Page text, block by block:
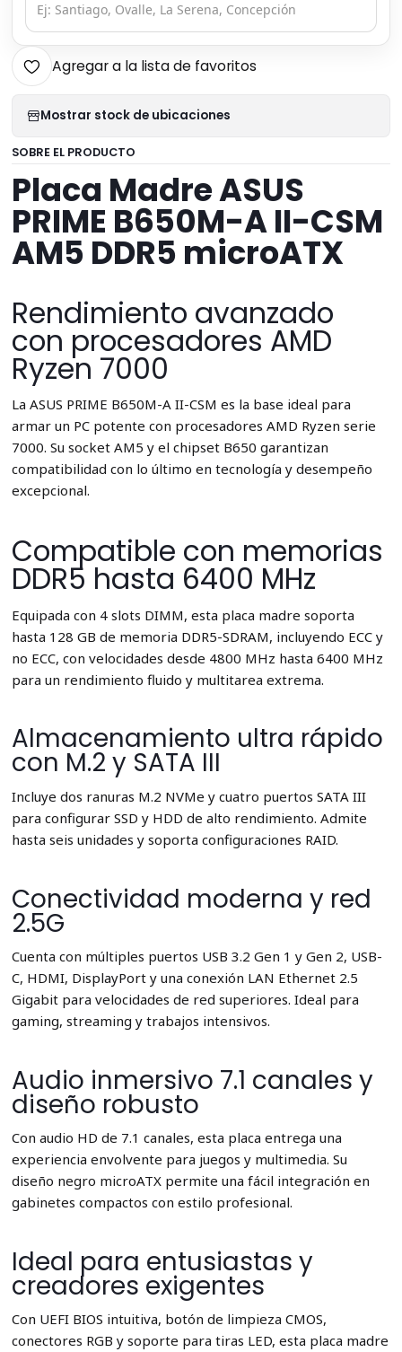
Agregar a la lista de favoritos
Mostrar stock de ubicaciones
SOBRE EL PRODUCTO
Placa Madre ASUS
PRIME B650M-A II-CSM
AM5 DDR5 microATX
Rendimiento avanzado
con procesadores AMD
Ryzen 7000
La ASUS PRIME B650M-A II-CSM es la base ideal para
armar un PC potente con procesadores AMD Ryzen serie
7000. Su socket AM5 y el chipset B650 garantizan
compatibilidad con lo último en tecnología y desempeño
excepcional.
Compatible con memorias
DDR5 hasta 6400 MHz
Equipada con 4 slots DIMM, esta placa madre soporta
hasta 128 GB de memoria DDR5-SDRAM, incluyendo ECC y
no ECC, con velocidades desde 4800 MHz hasta 6400 MHz
para un rendimiento fluido y multitarea extrema.
Almacenamiento ultra rápido
con M.2 y SATA III
Incluye dos ranuras M.2 NVMe y cuatro puertos SATA III
para configurar SSD y HDD de alto rendimiento. Admite
hasta seis unidades y soporta configuraciones RAID.
Conectividad moderna y red
2.5G
Cuenta con múltiples puertos USB 3.2 Gen 1 y Gen 2, USB-
C, HDMI, DisplayPort y una conexión LAN Ethernet 2.5
Gigabit para velocidades de red superiores. Ideal para
gaming, streaming y trabajos intensivos.
Audio inmersivo 7.1 canales y
diseño robusto
Con audio HD de 7.1 canales, esta placa entrega una
experiencia envolvente para juegos y multimedia. Su
diseño negro microATX permite una fácil integración en
gabinetes compactos con estilo profesional.
Ideal para entusiastas y
creadores exigentes
Con UEFI BIOS intuitiva, botón de limpieza CMOS,
conectores RGB y soporte para tiras LED, esta placa madre